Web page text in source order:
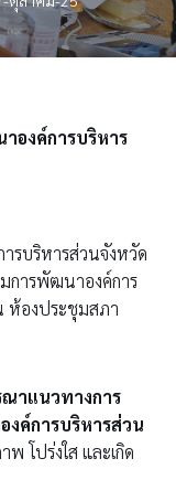
องค์การบริหาร
ารบริหารส่วนจังหวัด
การพัฒนาองค์การ
ห้องประชุมสภา
าแนวทางการ
ค์การบริหารส่วน
โปร่งใส และเกิด